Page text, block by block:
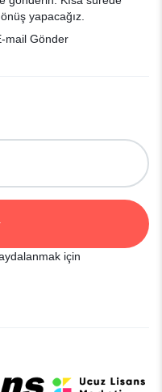
yapacağız.
mail Gönder
için